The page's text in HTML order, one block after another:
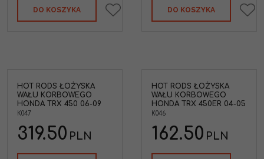
DO KOSZYKA DO KOSZYKA
HOT RODS ŁOŻYSKA
WAŁU KORBOWEGO
HONDA TRX 450 06-09
K047
319.50 PLN
HOT RODS ŁOŻYSKA
WAŁU KORBOWEGO
HONDA TRX 450ER 04-05
K046
162.50 PLN